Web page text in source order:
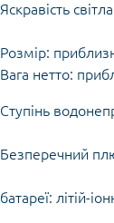
Яскравість
Розмір:
Вага нетто:
Ступінь
Безперечний
батареї: літій-